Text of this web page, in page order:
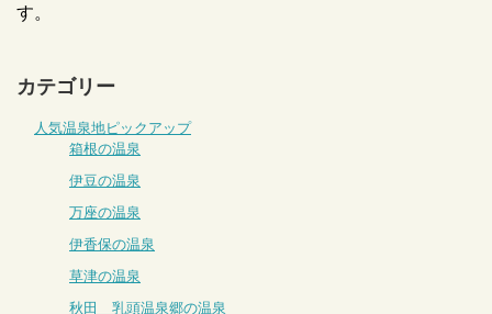
す。
カテゴリー
人気温泉地ピックアップ
箱根の温泉
伊豆の温泉
万座の温泉
伊香保の温泉
草津の温泉
秋田 乳頭温泉郷の温泉